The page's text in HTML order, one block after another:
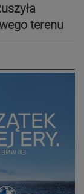
terenu